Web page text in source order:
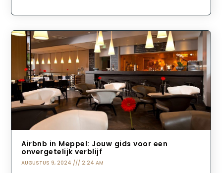
Airbnb in Meppel: Jouw gids voor een
onvergetelijk verblijf
AUGUSTUS 9, 2024 2:24 AM